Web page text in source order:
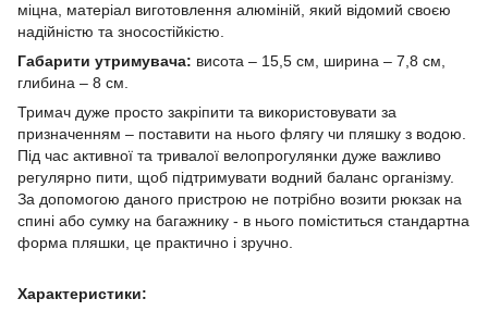
міцна, матеріал виготовлення алюміній, який відомий своєю
надійністю та зносостійкістю.
Габарити утримувача: висота – 15,5 см, ширина – 7,8 см,
глибина – 8 см.
Тримач дуже просто закріпити та використовувати за
призначенням – поставити на нього флягу чи пляшку з водою.
Під час активної та тривалої велопрогулянки дуже важливо
регулярно пити, щоб підтримувати водний баланс організму.
За допомогою даного пристрою не потрібно возити рюкзак на
спині або сумку на багажнику - в нього поміститься стандартна
форма пляшки, це практично і зручно.
Характеристики: